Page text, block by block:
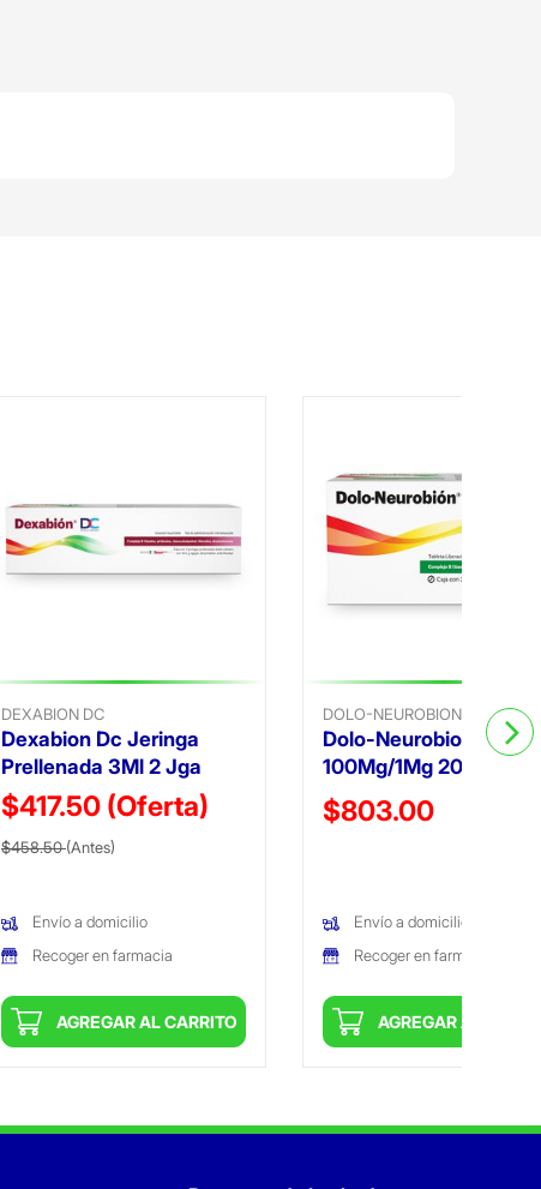
DEXABION DC
Dexabion Dc Jeringa
Prellenada 3Ml 2 Jga
$417.50 (Oferta)
Precio reducido de
$458.50(Antes)
Envío a domicilio
Recoger en farmacia
AGREGAR AL CARRITO
DOLO-NEUROBION
Dolo-Neurobion Retard
100Mg/1Mg 20 Tabs
Precio reducido de
$803.00
Envío a domicilio
Recoger en farmacia
AGREGAR AL